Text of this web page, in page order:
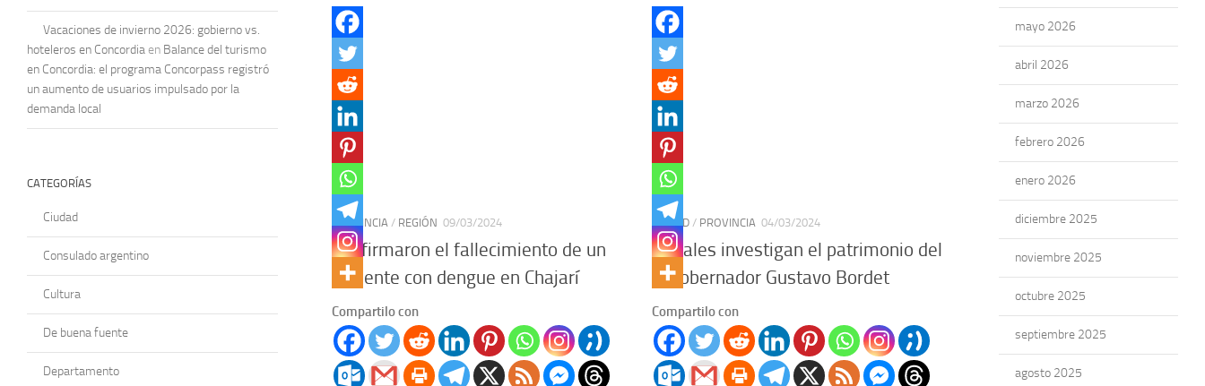
PROVINCIA / REGIÓN 09/03/2024
Confirmaron el fallecimiento de un
paciente con dengue en Chajarí
Compartilo con
CIUDAD / PROVINCIA 04/03/2024
Fiscales investigan el patrimonio del
exgobernador Gustavo Bordet
Compartilo con
Vacaciones de invierno 2026: gobierno vs.
hoteleros en Concordia en Balance del turismo
en Concordia: el programa Concorpass registró
un aumento de usuarios impulsado por la
demanda local
CATEGORÍAS
Ciudad
Consulado argentino
Cultura
De buena fuente
Departamento
mayo 2026
abril 2026
marzo 2026
febrero 2026
enero 2026
diciembre 2025
noviembre 2025
octubre 2025
septiembre 2025
agosto 2025